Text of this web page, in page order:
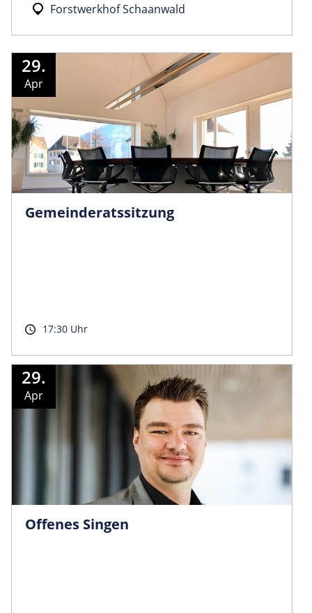
Forstwerkhof Schaanwald
29.
Apr
Gemeinder­atssitzung
17:30 Uhr
29.
Apr
Offenes Singen